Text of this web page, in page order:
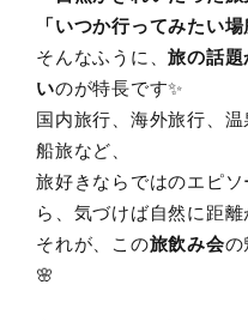
「いつか行ってみたい
そんなふうに、旅の話題
いのが特長です✨
国内旅行、海外旅行、温
船旅など、
旅好きならではのエピ
ら、気づけば自然に距離
それが、この旅飲み会の
🌸